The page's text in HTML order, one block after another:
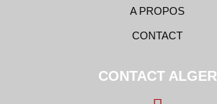
A PROPOS
CONTACT
CONTACT ALGER